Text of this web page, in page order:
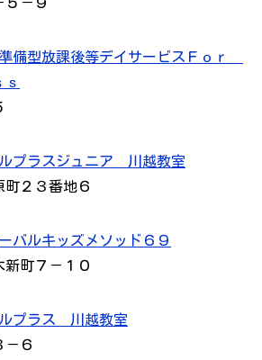
５－９
備型放課後等デイサービスＦｏｒ
ｓ
プラスジュニア 川越教室
町２３番地６
バルキッズメソッド６９
新町７－１０
ルプラス 川越教室
－６